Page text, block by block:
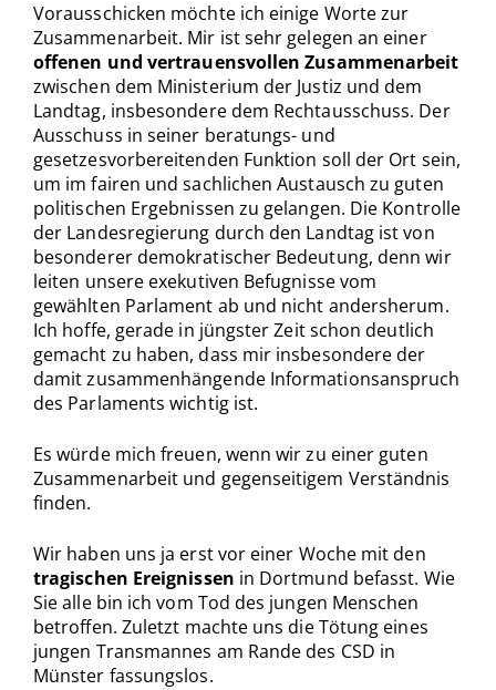
Vorausschicken möchte ich einige Worte zur
Zusammenarbeit. Mir ist sehr gelegen an einer
offenen und vertrauensvollen Zusammenarbeit
zwischen dem Ministerium der Justiz und dem
Landtag, insbesondere dem Rechtausschuss. Der
Ausschuss in seiner beratungs- und
gesetzesvorbereitenden Funktion soll der Ort sein,
um im fairen und sachlichen Austausch zu guten
politischen Ergebnissen zu gelangen. Die Kontrolle
der Landesregierung durch den Landtag ist von
besonderer demokratischer Bedeutung, denn wir
leiten unsere exekutiven Befugnisse vom
gewählten Parlament ab und nicht andersherum.
Ich hoffe, gerade in jüngster Zeit schon deutlich
gemacht zu haben, dass mir insbesondere der
damit zusammenhängende Informationsanspruch
des Parlaments wichtig ist.
Es würde mich freuen, wenn wir zu einer guten
Zusammenarbeit und gegenseitigem Verständnis
finden.
Wir haben uns ja erst vor einer Woche mit den
tragischen Ereignissen in Dortmund befasst. Wie
Sie alle bin ich vom Tod des jungen Menschen
betroffen. Zuletzt machte uns die Tötung eines
jungen Transmannes am Rande des CSD in
Münster fassungslos.